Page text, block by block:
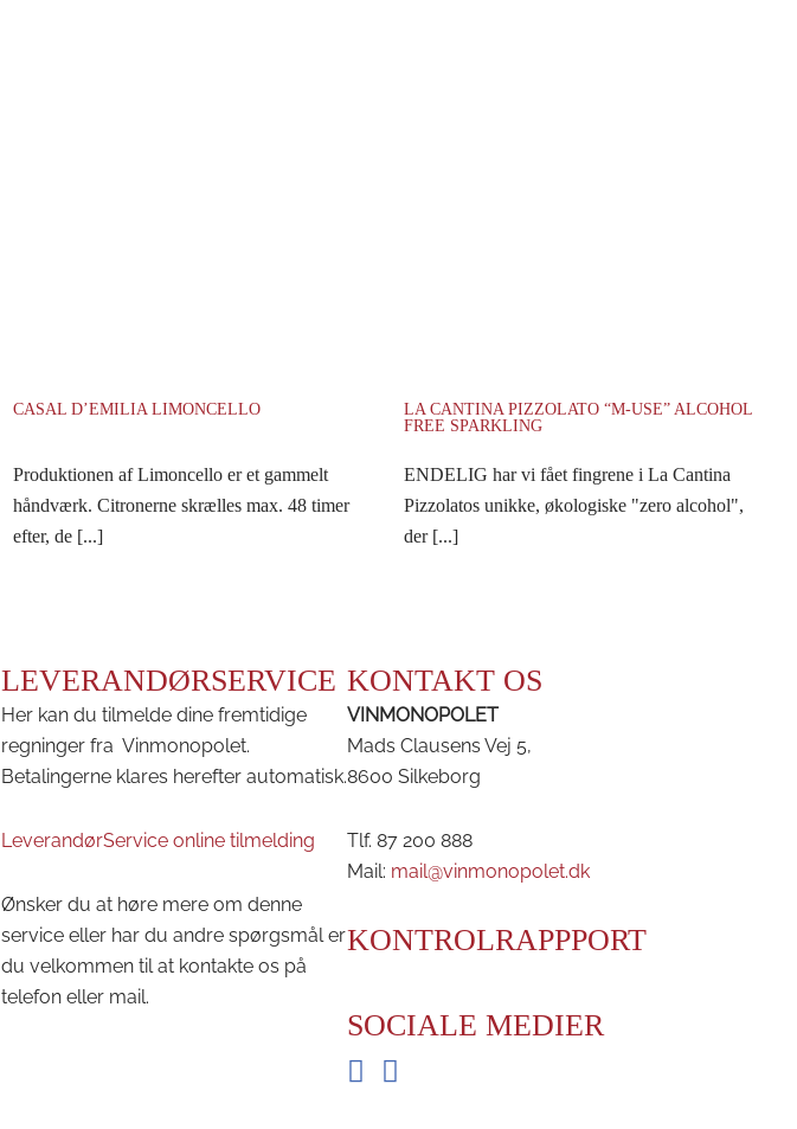
CASAL D’EMILIA LIMONCELLO
Produktionen af Limoncello er et gammelt
håndværk. Citronerne skrælles max. 48 timer
efter, de [...]
LA CANTINA PIZZOLATO “M-USE” ALCOHOL
FREE SPARKLING
ENDELIG har vi fået fingrene i La Cantina
Pizzolatos unikke, økologiske "zero alcohol",
der [...]
LEVERANDØRSERVICE
Her kan du tilmelde dine fremtidige
regninger fra Vinmonopolet.
Betalingerne klares herefter automatisk.
LeverandørService online tilmelding
Ønsker du at høre mere om denne
service eller har du andre spørgsmål er
du velkommen til at kontakte os på
telefon eller mail.
KONTAKT OS
VINMONOPOLET
Mads Clausens Vej 5,
8600 Silkeborg
Tlf. 87 200 888
Mail: mail@vinmonopolet.dk
KONTROLRAPPPORT
SOCIALE MEDIER